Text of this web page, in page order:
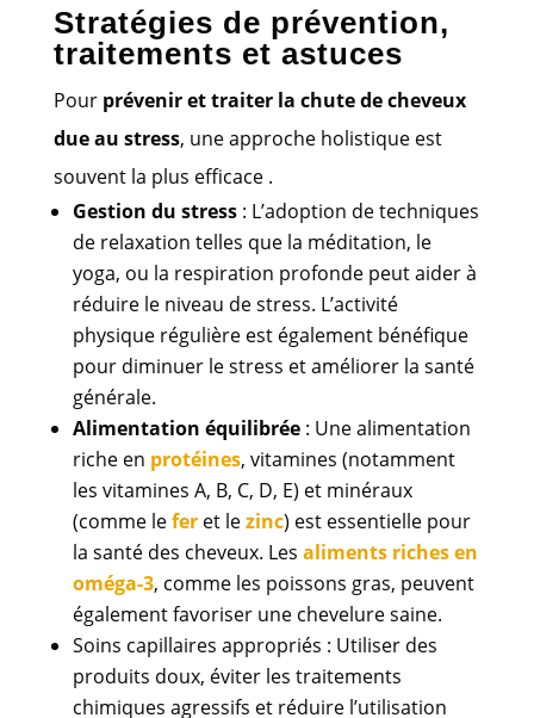
Stratégies de prévention,
traitements et astuces
Pour prévenir et traiter la chute de cheveux
due au stress, une approche holistique est
souvent la plus efficace .
Gestion du stress: L’adoption de techniques
de relaxation telles que la méditation, le
yoga, ou la respiration profonde peut aider à
réduire le niveau de stress. L’activité
physique régulière est également bénéfique
pour diminuer le stress et améliorer la santé
générale.
Alimentation équilibrée: Une alimentation
riche en protéines, vitamines (notamment
les vitamines A, B, C, D, E) et minéraux
(comme leferet lezinc) est essentielle pour
la santé des cheveux. Les aliments riches en
oméga-3, comme les poissons gras, peuvent
également favoriser une chevelure saine.
Soins capillaires appropriés : Utiliser des
produits doux, éviter les traitements
chimiques agressifs et réduire l’utilisation